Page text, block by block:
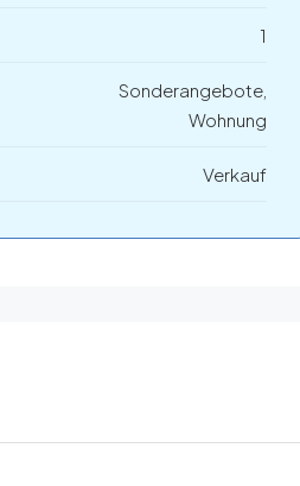
1
Sonderangebote,
Wohnung
Verkauf